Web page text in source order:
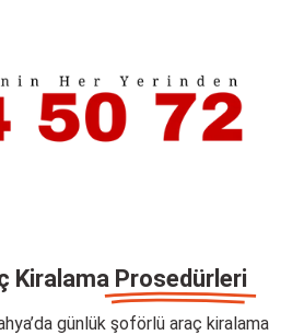
Kiralama Prosedürleri
günlük şoförlü araç kiralama